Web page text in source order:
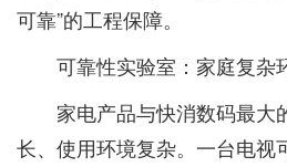
可靠”的工程保障。
可靠性实验室：家庭复杂
家电产品与快消数码最大
长、使用环境复杂。一台电视